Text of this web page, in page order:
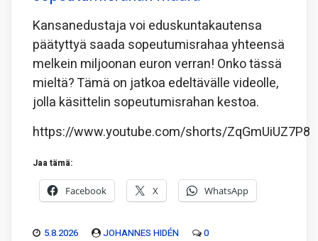
Kansanedustaja voi eduskuntakautensa
päätyttyä saada sopeutumisrahaa yhteensä
melkein miljoonan euron verran! Onko tässä
mieltä? Tämä on jatkoa edeltävälle videolle,
jolla käsittelin sopeutumisrahan kestoa.
https://www.youtube.com/shorts/ZqGmUiUZ7P8
Jaa tämä:
Facebook X WhatsApp
5.8.2026 JOHANNES HIDÉN 0